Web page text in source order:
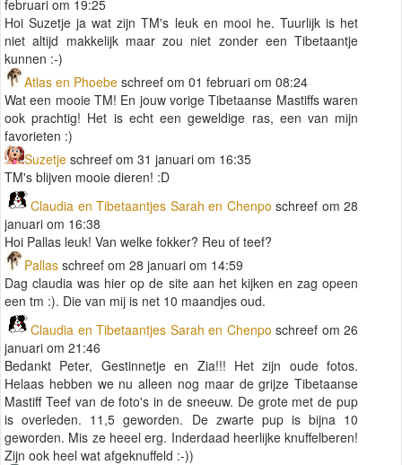
februari om 19:25
Hoi Suzetje ja wat zijn TM's leuk en mooi he. Tuurlijk is het
niet altijd makkelijk maar zou niet zonder een Tibetaantje
kunnen :-)
Atlas en Phoebe schreef om 01 februari om 08:24
Wat een mooie TM! En jouw vorige Tibetaanse Mastiffs waren
ook prachtig! Het is echt een geweldige ras, een van mijn
favorieten :)
Suzetje schreef om 31 januari om 16:35
TM's blijven mooie dieren! :D
Claudia en Tibetaantjes Sarah en Chenpo schreef om 28
januari om 16:38
Hoi Pallas leuk! Van welke fokker? Reu of teef?
Pallas schreef om 28 januari om 14:59
Dag claudia was hier op de site aan het kijken en zag opeen
een tm :). Die van mij is net 10 maandjes oud.
Claudia en Tibetaantjes Sarah en Chenpo schreef om 26
januari om 21:46
Bedankt Peter, Gestinnetje en Zia!!! Het zijn oude fotos.
Helaas hebben we nu alleen nog maar de grijze Tibetaanse
Mastiff Teef van de foto's in de sneeuw. De grote met de pup
is overleden. 11,5 geworden. De zwarte pup is bijna 10
geworden. Mis ze heeel erg. Inderdaad heerlijke knuffelberen!
Zijn ook heel wat afgeknuffeld :-))